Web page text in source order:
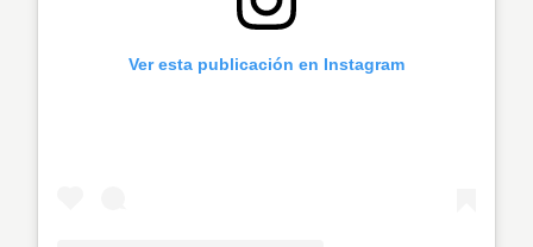
Ver esta publicación en Instagram